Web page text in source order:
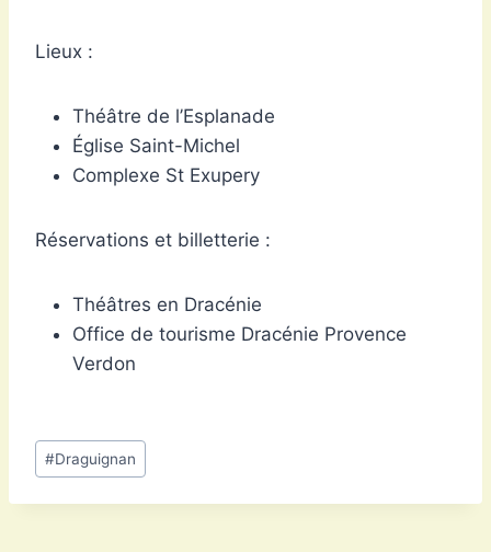
Lieux :
Théâtre de l’Esplanade
Église Saint-Michel
Complexe St Exupery
Réservations et billetterie :
Théâtres en Dracénie
Office de tourisme Dracénie Provence
Verdon
Étiquettes
de
la
#Draguignan